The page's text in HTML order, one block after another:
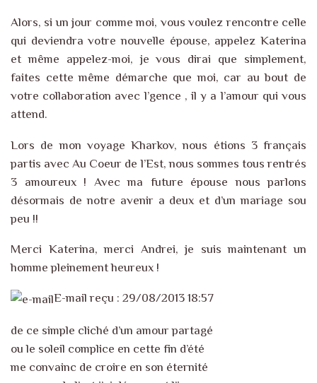
Alors, si un jour comme moi, vous voulez rencontre celle
qui deviendra votre nouvelle épouse, appelez Katerina
et même appelez-moi, je vous dirai que simplement,
faites cette même démarche que moi, car au bout de
votre collaboration avec l’gence , il y a l’amour qui vous
attend.
Lors de mon voyage Kharkov, nous étions 3 français
partis avec Au Coeur de l’Est, nous sommes tous rentrés
3 amoureux ! Avec ma future épouse nous parlons
désormais de notre avenir a deux et d’un mariage sou
peu !!
Merci Katerina, merci Andrei, je suis maintenant un
homme pleinement heureux !
E-mail reçu : 29/08/2013 18:57
de ce simple cliché d’un amour partagé
ou le soleil complice en cette fin d’été
me convainc de croire en son éternité